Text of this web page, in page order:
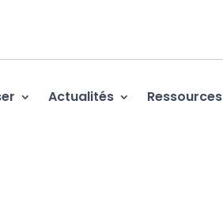
Actualités Ressources